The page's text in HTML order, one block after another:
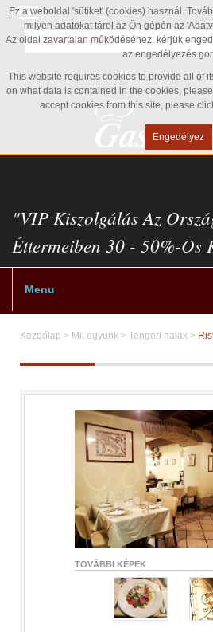
Ez a weboldal 'sütiket' (cookies) használ.
milyen adatokat tárol az Ön gépén az
Az oldal zavartalan működéséhez, kérjük
az engedélyezés
This website requires cookies to provide all of
on what data is contained in the cookies,
accept cookies from this site, please
Engedélyez
"VIP Kiszolgálás Az
Éttermeiben 30 - 50%-Os
Menu
Kezdőlap > Mit együnk > Tengeri halak >
TOVÁBBI KÉPEK